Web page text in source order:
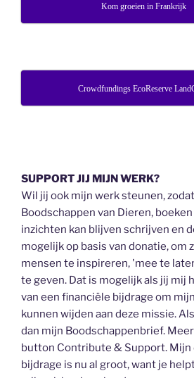
Kom groeien in Frankrijk
Crowdfundings EcoReserve
SUPPORT JIJ MIJN WERK?
Wil jij ook mijn werk steunen,
Boodschappen van Dieren,
inzichten kan blijven schrijven en
mogelijk op basis van donatie, om
mensen te inspireren, 'mee te
te geven. Dat is mogelijk als jij mij
van een financiële bijdrage om
kunnen wijden aan deze missie.
dan mijn Boodschappenbrief.
button Contribute & Support. Mijn
bijdrage is nu al groot, want je